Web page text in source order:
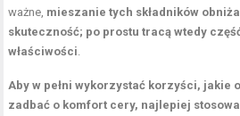
ważne, mieszanie tych składników
skuteczność; po prostu tracą wtedy
właściwości
Aby w pełni wykorzystać korzyści, jakie
zadbać o komfort cery, najlepiej